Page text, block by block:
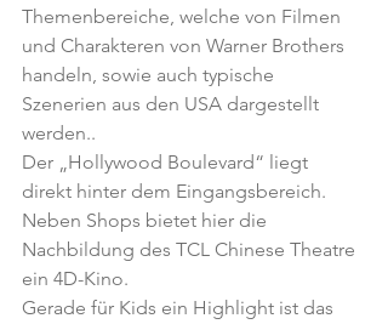
Themenbereiche, welche von Filmen
und Charakteren von Warner Brothers
handeln, sowie auch typische
Szenerien aus den USA dargestellt
werden..
Der „Hollywood Boulevard“ liegt
direkt hinter dem Eingangsbereich.
Neben Shops bietet hier die
Nachbildung des TCL Chinese Theatre
ein 4D-Kino.
Gerade für Kids ein Highlight ist das